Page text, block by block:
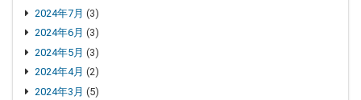
2024年7月 (3)
2024年6月 (3)
2024年5月 (3)
2024年4月 (2)
2024年3月 (5)